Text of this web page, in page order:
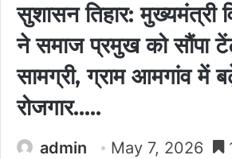
सुशासन तिहार: मुख्यमंत्री
ने समाज प्रमुख को सौंपा
सामग्री, ग्राम आमगांव में
रोजगार…..
admin May 7, 2026